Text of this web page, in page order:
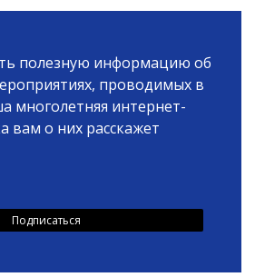
полезную информацию об
проводимых в
многолетняя интернет-
вам о них расскажет